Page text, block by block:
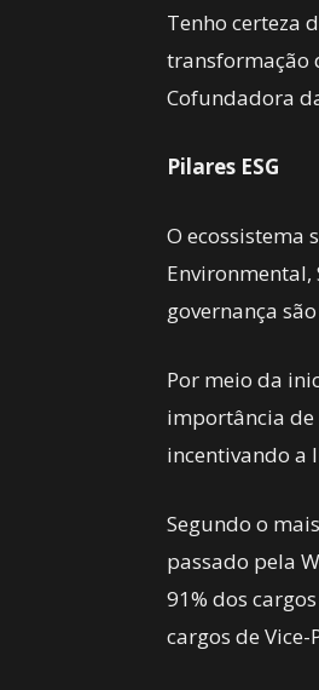
Tenho certeza
transformação
Cofundadora
Pilares ESG
O ecossistema
Environmental,
governança
Por meio da
importância de
incentivando a
Segundo o
passado pela
91% dos
cargos de